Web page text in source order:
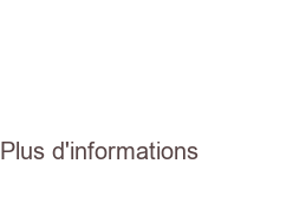
Plus d'informations